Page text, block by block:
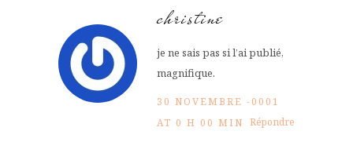
christine
je ne sais pas si l’ai publié,
magnifique.
30 NOVEMBRE -0001
AT 0 H 00 MIN Répondre